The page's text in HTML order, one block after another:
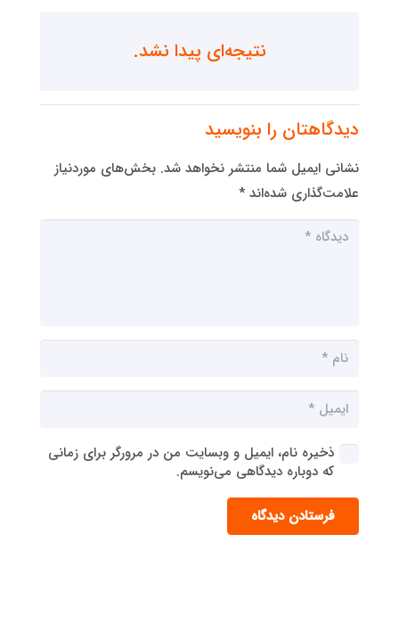
نتیجه‌ای پیدا نشد.
دیدگاهتان را بنویسید
نشانی ایمیل شما منتشر نخواهد شد. بخش‌های موردنیاز
علامت‌گذاری شده‌اند *
ذخیره نام، ایمیل و وبسایت من در مرورگر برای زمانی
که دوباره دیدگاهی می‌نویسم.
فرستادن دیدگاه